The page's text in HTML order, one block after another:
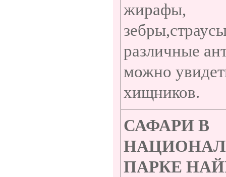
жирафы,
различные
можно
хищников.
САФАРИ В
ПАРКЕ